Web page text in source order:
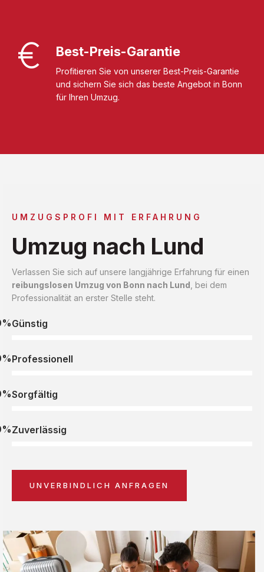
Best-Preis-Garantie
Profitieren Sie von unserer Best-Preis-Garantie
und sichern Sie sich das beste Angebot in Bonn
für Ihren Umzug.
UMZUGSPROFI MIT ERFAHRUNG
Umzug nach Lund
Verlassen Sie sich auf unsere langjährige Erfahrung für einen
reibungslosen Umzug von Bonn nach Lund , bei dem
Professionalität an erster Stelle steht.
Günstig
Professionell
Sorgfältig
Zuverlässig
UNVERBINDLICH ANFRAGEN